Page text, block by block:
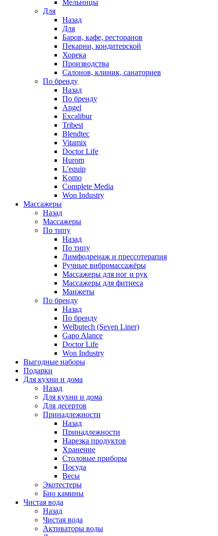
Мельницы
Для
Назад
Для
Баров, кафе, ресторанов
Пекарни, кондитерской
Хорека
Производства
Салонов, клиник, санаториев
По бренду
Назад
По бренду
Angel
Excalibur
Tribest
Blendtec
Vitamix
Doctor Life
Hurom
L'equip
Komo
Complete Media
Won Industry
Массажеры
Назад
Массажеры
По типу
Назад
По типу
Лимфодренаж и прессотерапия
Ручные вибромассажёры
Массажеры для ног и рук
Массажеры для фитнеса
Манжеты
По бренду
Назад
По бренду
Welbutech (Seven Liner)
Gapo Alance
Doctor Life
Won Industry
Выгодные наборы
Подарки
Для кухни и дома
Назад
Для кухни и дома
Для десертов
Принадлежности
Назад
Принадлежности
Нарезка продуктов
Хранение
Столовые приборы
Посуда
Весы
Экотестеры
Био камины
Чистая вода
Назад
Чистая вода
Активаторы воды